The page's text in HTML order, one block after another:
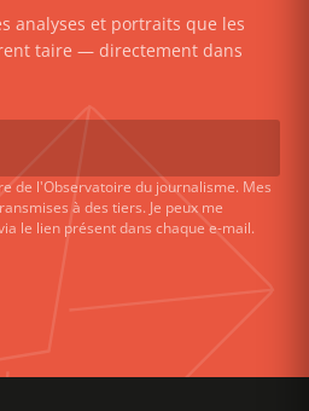
analyses et portraits que les
taire — directement dans
de l'Observatoire du journalisme. Mes
à des tiers. Je peux me
le lien présent dans chaque e-mail.